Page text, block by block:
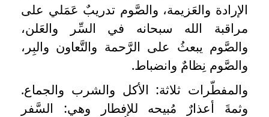
الإرادة والعَزيمة، والصَّوم تدريبٌ عَمَلي على
مراقبة الله سبحانه في السِّر والعَلن،
والصَّوم يبعثُ على الرَّحمة والتَّعاون والبِر،
والصَّوم نِظامٌ وانضباط.
والمفطّرات ثلاثة: الأكل والشرب والجماع.
وثمةَ أعذارٌ مُبيحه للإفطار وهي: السَّفر